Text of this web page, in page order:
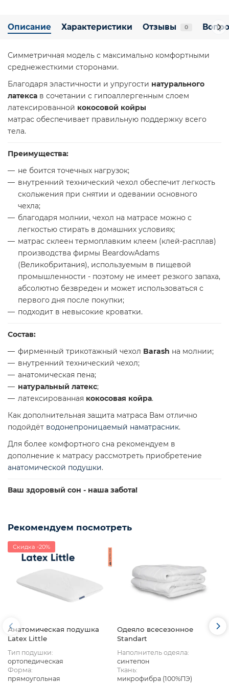
Описание Характеристики Отзывы 0
Симметричная модель с максимально комфортными
среднежесткими сторонами.
Благодаря эластичности и упругости натурального
латекса в сочетании с гипоаллергенным слоем
латексированной кокосовой койры
матрас обеспечивает правильную поддержку всего
тела.
Преимущества:
не боится точечных нагрузок;
внутренний технический чехол обеспечит легкость
скольжения при снятии и одевании основного
чехла;
благодаря молнии, чехол на матрасе можно с
легкостью стирать в домашних условиях;
матрас склеен термоплавким клеем (клей-расплав)
производства фирмы BeardowAdams
(Великобритания), используемым в пищевой
промышленности - поэтому не имеет резкого запаха,
абсолютно безвреден и может использоваться с
первого дня после покупки;
подходит в невысокие кроватки.
Состав:
фирменный трикотажный чехол Barash на молнии;
внутренний технический чехол;
анатомическая пена;
натуральный латекс;
латексированная кокосовая койра.
Как дополнительная защита матраса Вам отлично
подойдёт водонепроницаемый наматрасник.
Для более комфортного сна рекомендуем в
дополнение к матрасу рассмотреть приобретение
анатомической подушки.
Ваш здоровый сон - наша забота!
Рекомендуем посмотреть
Скидка -20%
Анатомическая подушка
Latex Little
Тип подушки:
ортопедическая
Форма:
прямоугольная
Одеяло всесезонное
Standart
Наполнитель одеяла:
синтепон
Ткань:
микрофибра (100%ПЭ)